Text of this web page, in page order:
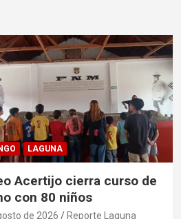
LAGUNA
Acertijo cierra curso de
con 80 niños
de 2026 Reporte Laguna